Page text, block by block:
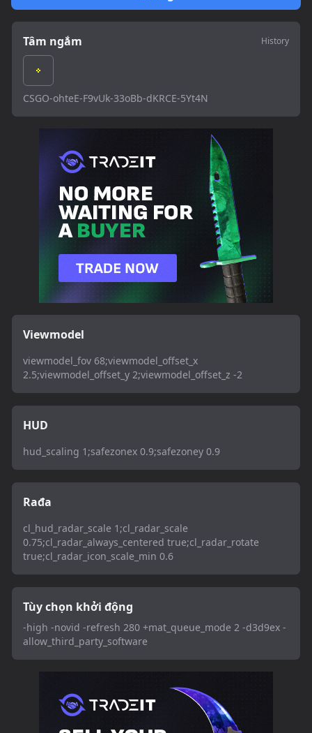
Tâm ngắm History
CSGO-ohteE-F9vUk-33oBb-dKRCE-5Yt4N
Viewmodel
viewmodel_fov 68;viewmodel_offset_x
2.5;viewmodel_offset_y 2;viewmodel_offset_z -2
HUD
hud_scaling 1;safezonex 0.9;safezoney 0.9
Rađa
cl_hud_radar_scale 1;cl_radar_scale
0.75;cl_radar_always_centered true;cl_radar_rotate
true;cl_radar_icon_scale_min 0.6
Tùy chọn khởi động
-high -novid -refresh 280 +mat_queue_mode 2 -d3d9ex -
allow_third_party_software